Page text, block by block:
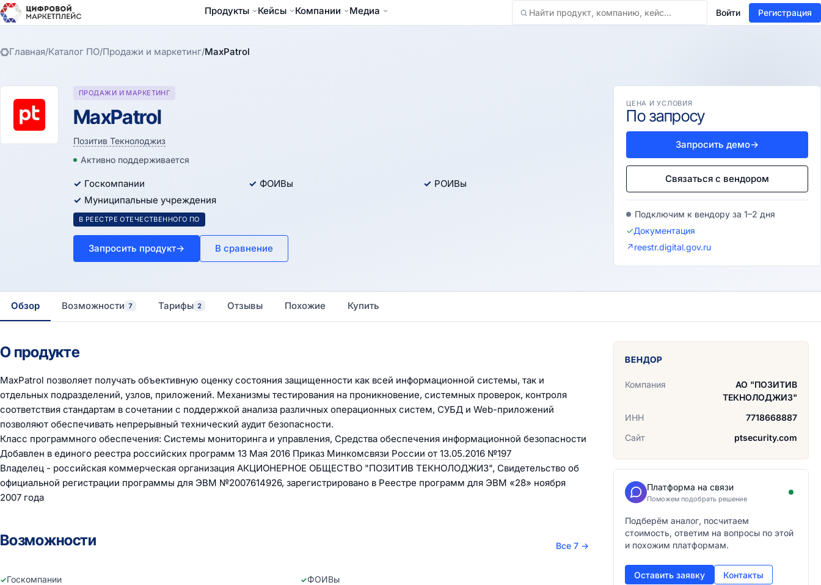
Продукты Кейсы Компании Медиа
Найти Войти Регистрация
Главная/Каталог ПО/Продажи и маркетинг/MaxPatrol
ПРОДАЖИ И МАРКЕТИНГ
MaxPatrol
Позитив Текнолоджиз
Активно поддерживается
Госкомпании ФОИВы
РОИВы
Муниципальные учреждения
В РЕЕСТРЕ ОТЕЧЕСТВЕННОГО ПО
Запросить продукт→ В сравнение
ЦЕНА И УСЛОВИЯ
По запросу
Запросить демо→
Связаться с вендором
Подключим к вендору за 1–2 дня
✓Документация
↗reestr.digital.gov.ru
Обзор Возможности 7 Тарифы 2 Отзывы Похожие Купить
О продукте
MaxPatrol позволяет получать объективную оценку состояния защищенности как всей информационной системы, так и
отдельных подразделений, узлов, приложений. Механизмы тестирования на проникновение, системных проверок, контроля
соответствия стандартам в сочетании с поддержкой анализа различных операционных систем, СУБД и Web-приложений
позволяют обеспечивать непрерывный технический аудит безопасности.
Класс программного обеспечения: Системы мониторинга и управления, Средства обеспечения информационной безопасности
Добавлен в единого реестра российских программ 13 Мая 2016 Приказ Минкомсвязи России от 13.05.2016 №197
Владелец - российская коммерческая организация АКЦИОНЕРНОЕ ОБЩЕСТВО "ПОЗИТИВ ТЕКНОЛОДЖИЗ", Свидетельство об
официальной регистрации программы для ЭВМ №2007614926, зарегистрировано в Реестре программ для ЭВМ «28» ноября
2007 года
Возможности Все 7 →
Госкомпании
ФОИВы
ВЕНДОР
Компания
АО "ПОЗИТИВ
ТЕКНОЛОДЖИЗ"
ИНН
7718668887
Сайт
ptsecurity.com
Платформа на связи
Поможем подобрать решение
Подберём аналог, посчитаем
стоимость, ответим на вопросы по этой
и похожим платформам.
Оставить заявку Контакты